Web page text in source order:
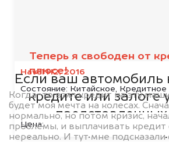
Haval H2, 2016
Состояние: Китайское, Кредитное
Цена:
Теперь я свободен от
плюсе!
Когда-то взял кредит на эту
будет моя мечта на колесах.
нормально, но потом кризис,
проблемы, и выплачивать кредит
нереально. И тут мне подсказали
Если ваш автомобиль
кредите или залоге
организаций, то мы